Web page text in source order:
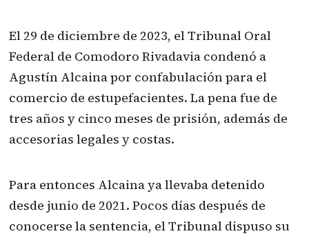
El 29 de diciembre de 2023, el Tribunal Oral
Federal de Comodoro Rivadavia condenó a
Agustín Alcaina por confabulación para el
comercio de estupefacientes. La pena fue de
tres años y cinco meses de prisión, además de
accesorias legales y costas.
Para entonces Alcaina ya llevaba detenido
desde junio de 2021. Pocos días después de
conocerse la sentencia, el Tribunal dispuso su